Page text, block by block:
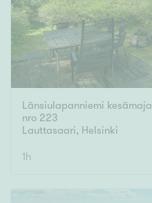
Pinta-ala
Asuinpinta-ala
Länsiulapanniemi kesämaja
nro 223
Lauttasaari, Helsinki
1h